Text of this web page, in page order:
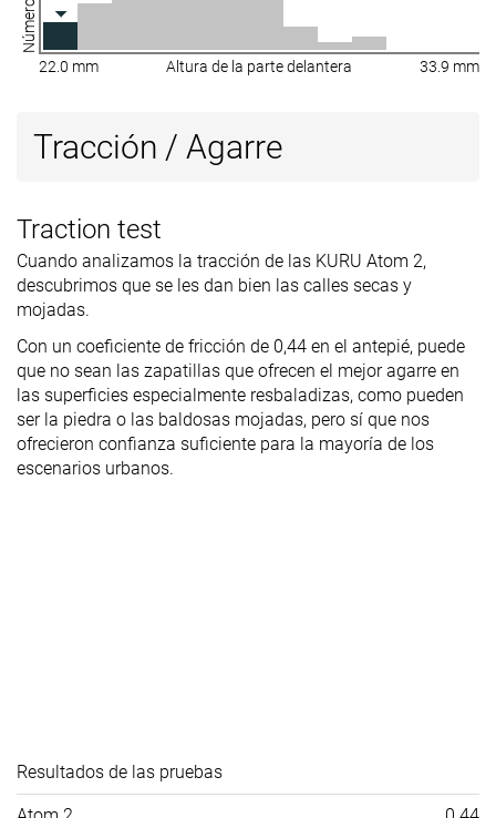
22.0 mm Altura de la parte delantera 33.9 mm
Tracción / Agarre
Traction test
Cuando analizamos la tracción de las KURU Atom 2,
descubrimos que se les dan bien las calles secas y
mojadas.
Con un coeficiente de fricción de 0,44 en el antepié, puede
que no sean las zapatillas que ofrecen el mejor agarre en
las superficies especialmente resbaladizas, como pueden
ser la piedra o las baldosas mojadas, pero sí que nos
ofrecieron confianza suficiente para la mayoría de los
escenarios urbanos.
Resultados de las pruebas